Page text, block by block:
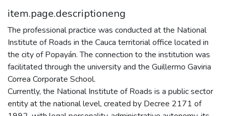
item.page.descriptioneng
The professional practice was conducted at the National
Institute of Roads in the Cauca territorial office located in
the city of Popayán. The connection to the institution was
facilitated through the university and the Guillermo Gaviria
Correa Corporate School.
Currently, the National Institute of Roads is a public sector
entity at the national level, created by Decree 2171 of